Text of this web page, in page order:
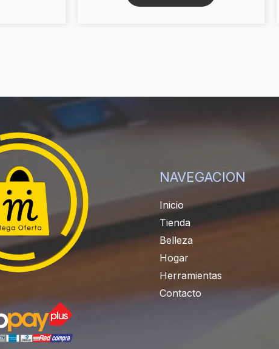
NAVEGACION
Inicio
Tienda
Belleza
Hogar
Herramientas
Contacto